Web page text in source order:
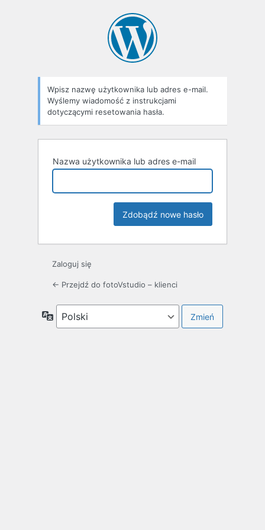
Wpisz nazwę użytkownika lub adres e-mail.
Wyślemy wiadomość z instrukcjami
dotyczącymi resetowania hasła.
Nazwa użytkownika lub adres e-mail
Zaloguj się
← Przejdź do fotoVstudio – klienci
Język